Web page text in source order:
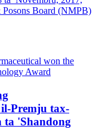
Board (NMPB)
Premju tax-
ta 'Shandong